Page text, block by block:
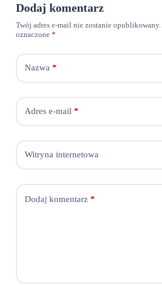
Dodaj komentarz
Twój adres e-mail nie zostanie opublikowany.
oznaczone *
Nazwa*
Adres e-mail*
Witryna internetowa
Dodaj komentarz*